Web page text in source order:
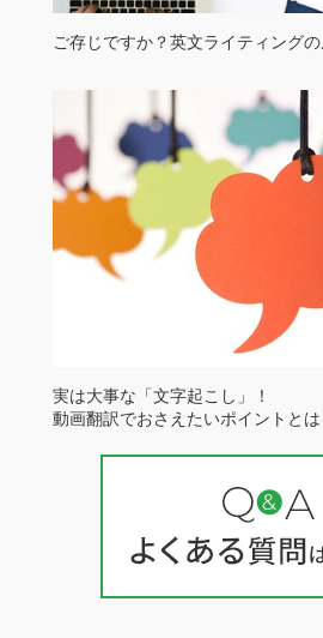
ご存じですか？英文ライティング
実は大事な「文字起こし」！
動画翻訳でおさえたいポイントとは